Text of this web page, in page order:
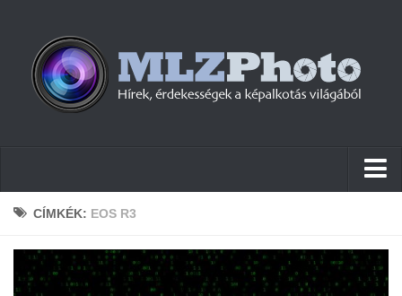
Hírek
Cikkek
CÍMKÉK: EOS R3